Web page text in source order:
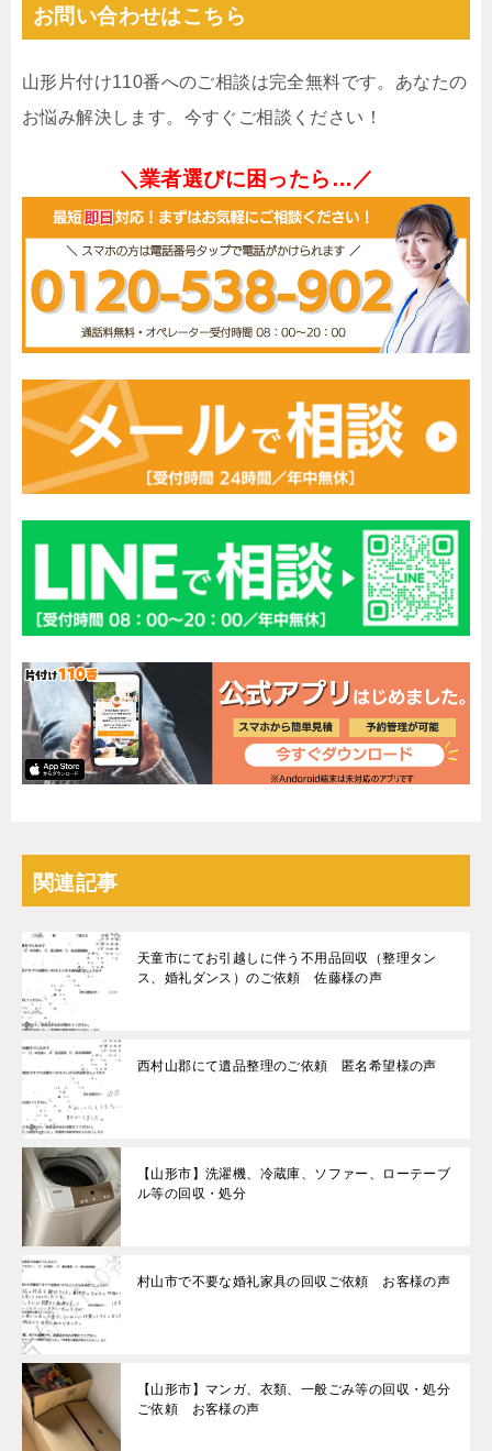
お問い合わせはこちら
山形片付け110番へのご相談は完全無料です。あなたの
お悩み解決します。今すぐご相談ください！
＼業者選びに困ったら…／
関連記事
天童市にてお引越しに伴う不用品回収（整理タン
ス、婚礼ダンス）のご依頼 佐藤様の声
西村山郡にて遺品整理のご依頼 匿名希望様の声
【山形市】洗濯機、冷蔵庫、ソファー、ローテーブ
ル等の回収・処分
村山市で不要な婚礼家具の回収ご依頼 お客様の声
【山形市】マンガ、衣類、一般ごみ等の回収・処分
ご依頼 お客様の声